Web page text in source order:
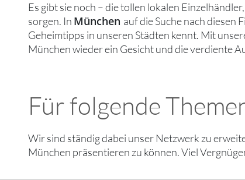
Es gibt sie noch – die tollen lokalen
sorgen. In München auf die Suche nach diesen
Geheimtipps in unseren Städten kennt. Mit
München wieder ein Gesicht und die verdiente
Für folgende
Wir sind ständig dabei unser Netzwerk zu
München präsentieren zu können. Viel